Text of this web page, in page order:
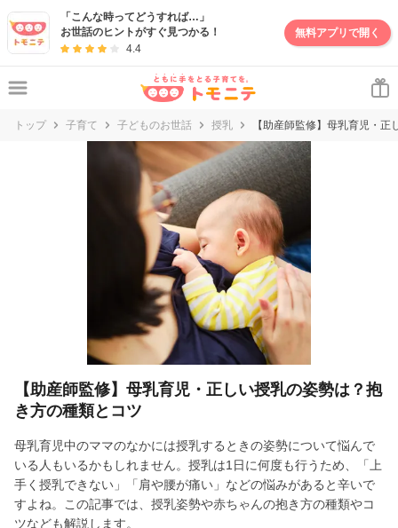
「こんな時ってどうすれば…」
お世話のヒントがすぐ見つかる！
4.4
無料アプリで開く
トップ 子育て 子どものお世話 授乳 【助産師監修】母乳育児・
【助産師監修】母乳育児・正しい授乳の姿勢は？抱
き方の種類とコツ
母乳育児中のママのなかには授乳するときの姿勢について悩んで
いる人もいるかもしれません。授乳は1日に何度も行うため、「上
手く授乳できない」「肩や腰が痛い」などの悩みがあると辛いで
すよね。この記事では、授乳姿勢や赤ちゃんの抱き方の種類やコ
ツなども解説します。
妊娠・出産・子育て情報サイト | トモニテ